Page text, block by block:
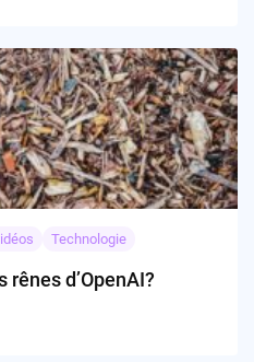
Technologie
d’OpenAI?